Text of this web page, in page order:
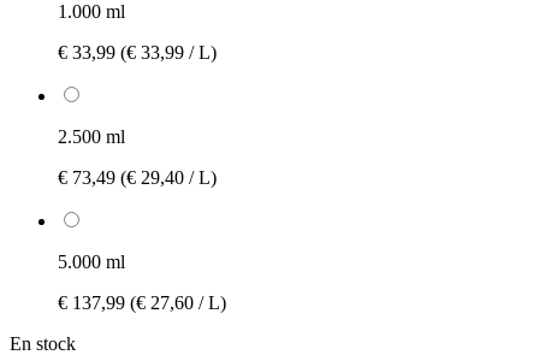
1.000 ml
€ 33,99 (€ 33,99 / L)
2.500 ml
€ 73,49 (€ 29,40 / L)
5.000 ml
€ 137,99 (€ 27,60 / L)
En stock